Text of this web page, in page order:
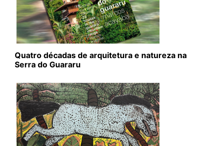
Quatro décadas de arquitetura e natureza na
Serra do Guararu